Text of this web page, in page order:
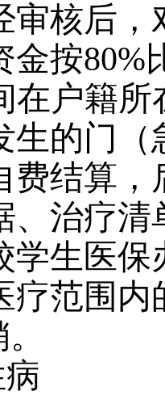
审核后
金按80%
在户籍
生的门
费结算
、治疗
学生医
疗范围